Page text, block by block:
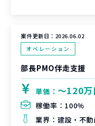
案件更新日： 2026.06.02
オペレーション
部長PMO伴走支援
単価： 〜120万
稼働率： 100%
業界： 建設・不動